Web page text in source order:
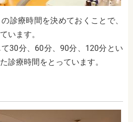
診療時間を決めておくことで、
います。
30分、60分、90分、120分とい
診療時間をとっています。